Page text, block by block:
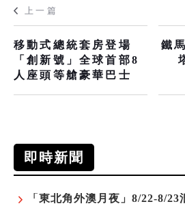
上一篇
移動式總統套房登場
「創新號」全球首部8
人座頭等艙豪華巴士
鐵
即時新聞